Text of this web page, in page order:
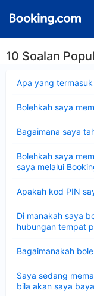
10 Soalan
Apa yang
Bolehkah saya
Bagaimana saya
Bolehkah saya
saya melalui
Apakah kod PIN
Di manakah saya
hubungan tempat
Bagaimanakah
Saya sedang
bila akan saya